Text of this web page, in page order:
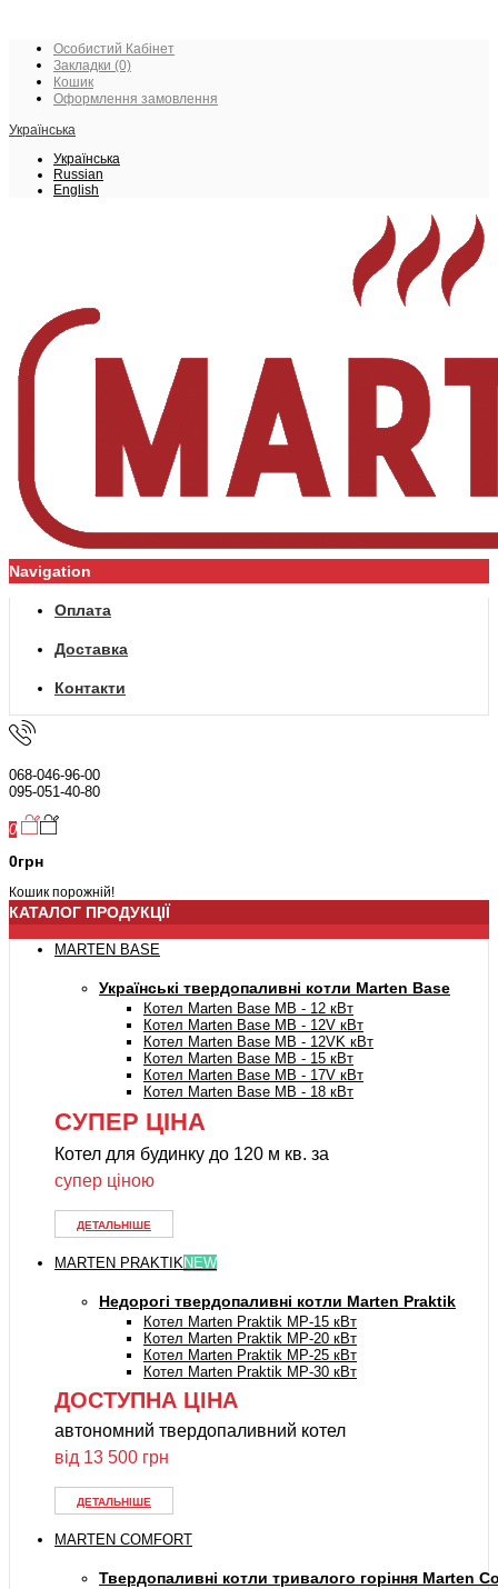
Особистий Кабінет
Закладки (0)
Кошик
Оформлення замовлення
Українська
Українська
Russian
English
Navigation
Оплата
Доставка
Контакти
068-046-96-00
095-051-40-80
0
0грн
Кошик порожній!
КАТАЛОГ ПРОДУКЦІЇ
MARTEN BASE
Українські твердопаливні котли Marten Base
Котел Marten Base MB - 12 кВт
Котел Marten Base MB - 12V кВт
Котел Marten Base MB - 12VK кВт
Котел Marten Base MB - 15 кВт
Котел Marten Base MB - 17V кВт
Котел Marten Base MB - 18 кВт
СУПЕР ЦІНА
Котел для будинку до 120 м кв. за
супер ціною
ДЕТАЛЬНІШЕ
MARTEN PRAKTIKNEW
Недорогі твердопаливні котли Marten Praktik
Котел Marten Praktik MP-15 кВт
Котел Marten Praktik MP-20 кВт
Котел Marten Praktik MP-25 кВт
Котел Marten Praktik MP-30 кВт
ДОСТУПНА ЦІНА
автономний твердопаливний котел
від 13 500 грн
ДЕТАЛЬНІШЕ
MARTEN COMFORT
Твердопаливні котли тривалого горіння Marten